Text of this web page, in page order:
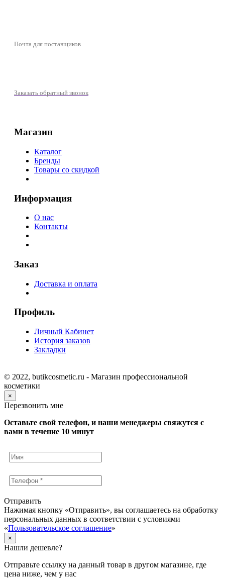
Почта для поставщиков
Заказать обратный звонок
Магазин
Каталог
Бренды
Товары со скидкой
Информация
О нас
Контакты
Заказ
Доставка и оплата
Профиль
Личный Кабинет
История заказов
Закладки
© 2022, butikcosmetic.ru - Магазин профессиональной
косметики
×
Перезвонить мне
Оставьте свой телефон, и наши менеджеры свяжутся с
вами в течение 10 минут
Отправить
Нажимая кнопку «Отправить», вы соглашаетесь на обработку
персональных данных в соответствии с условиями
«Пользовательское соглашение»
×
Нашли дешевле?
Отправьте ссылку на данный товар в другом магазине, где
цена ниже, чем у нас